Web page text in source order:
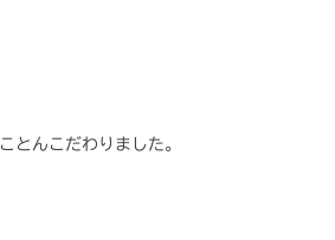
とんこだわりました。